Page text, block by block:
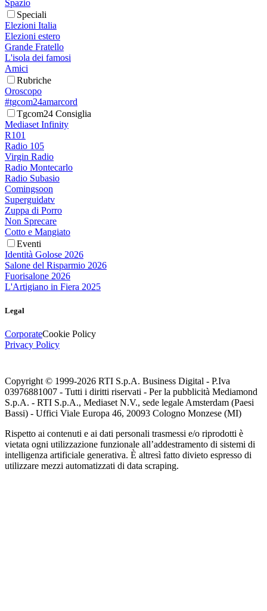
Spazio
Speciali
Elezioni Italia
Elezioni estero
Grande Fratello
L'isola dei famosi
Amici
Rubriche
Oroscopo
#tgcom24amarcord
Tgcom24 Consiglia
Mediaset Infinity
R101
Radio 105
Virgin Radio
Radio Montecarlo
Radio Subasio
Comingsoon
Superguidatv
Zuppa di Porro
Non Sprecare
Cotto e Mangiato
Eventi
Identità Golose 2026
Salone del Risparmio 2026
Fuorisalone 2026
L'Artigiano in Fiera 2025
Legal
CorporateCookie Policy
Privacy Policy
Copyright © 1999-2026 RTI S.p.A. Business Digital - P.Iva
03976881007 - Tutti i diritti riservati - Per la pubblicità Mediamond
S.p.A. - RTI S.p.A., Mediaset N.V., sede legale Amsterdam (Paesi
Bassi) - Uffici Viale Europa 46, 20093 Cologno Monzese (MI)
Rispetto ai contenuti e ai dati personali trasmessi e/o riprodotti è
vietata ogni utilizzazione funzionale all’addestramento di sistemi di
intelligenza artificiale generativa. È altresì fatto divieto espresso di
utilizzare mezzi automatizzati di data scraping.